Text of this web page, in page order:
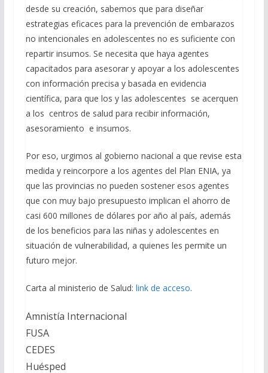
desde su creación, sabemos que para diseñar
estrategias eficaces para la prevención de embarazos
no intencionales en adolescentes no es suficiente con
repartir insumos. Se necesita que haya agentes
capacitados para asesorar y apoyar a los adolescentes
con información precisa y basada en evidencia
científica, para que los y las adolescentes se acerquen
a los centros de salud para recibir información,
asesoramiento e insumos.
Por eso, urgimos al gobierno nacional a que revise esta
medida y reincorpore a los agentes del Plan ENIA, ya
que las provincias no pueden sostener esos agentes
que con muy bajo presupuesto implican el ahorro de
casi 600 millones de dólares por año al país, además
de los beneficios para las niñas y adolescentes en
situación de vulnerabilidad, a quienes les permite un
futuro mejor.
Carta al ministerio de Salud: link de acceso.
Amnistía Internacional
FUSA
CEDES
Huésped